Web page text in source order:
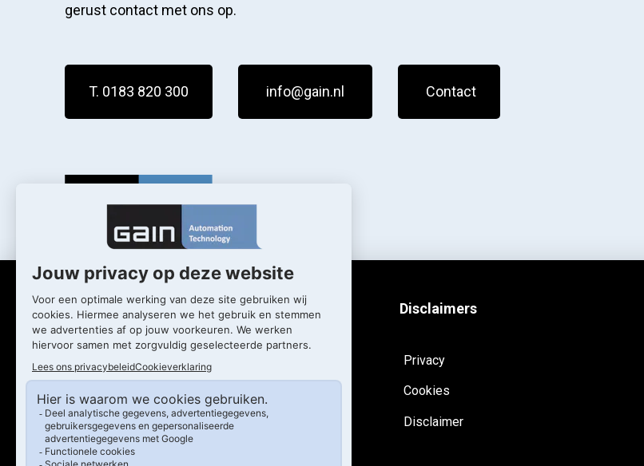
gerust contact met ons op.
T. 0183 820 300 info@gain.nl Contact
Wat we doen
Diensten
Oplossingen
Training & opleiding
Wie we zijn
Werken bij
Ons verhaal
Disclaimers
Privacy
Cookies
Disclaimer